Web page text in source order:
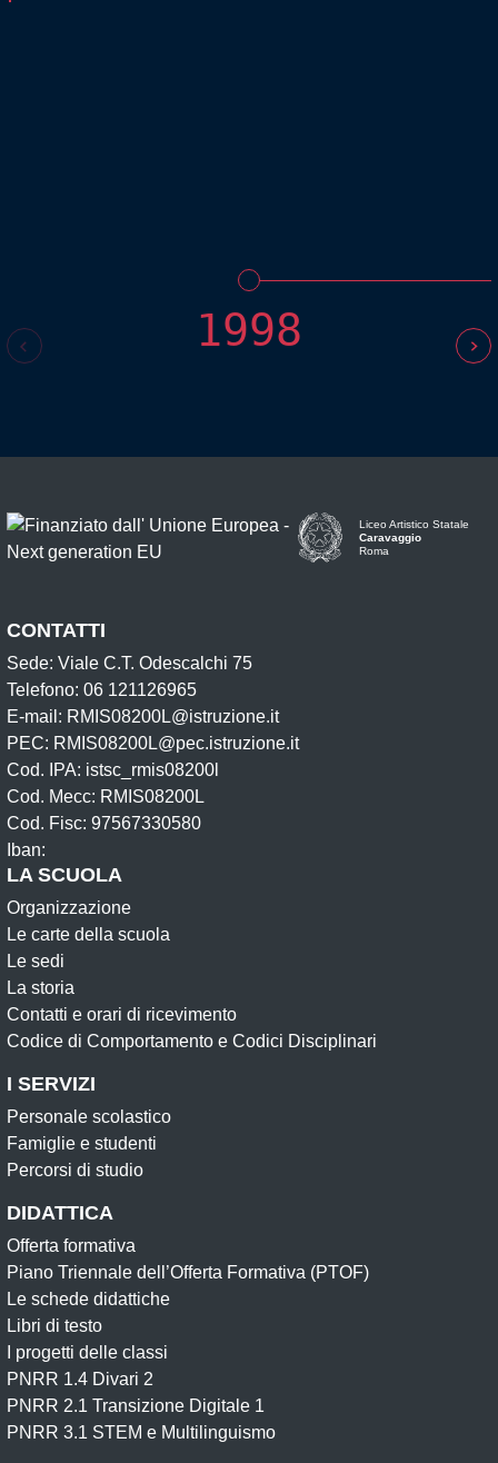
1998
Liceo Artistico Statale
Caravaggio
Roma
CONTATTI
Sede: Viale C.T. Odescalchi 75
Telefono: 06 121126965
E-mail: RMIS08200L@istruzione.it
PEC: RMIS08200L@pec.istruzione.it
Cod. IPA: istsc_rmis08200l
Cod. Mecc: RMIS08200L
Cod. Fisc: 97567330580
Iban:
LA SCUOLA
Organizzazione
Le carte della scuola
Le sedi
La storia
Contatti e orari di ricevimento
Codice di Comportamento e Codici Disciplinari
I SERVIZI
Personale scolastico
Famiglie e studenti
Percorsi di studio
DIDATTICA
Offerta formativa
Piano Triennale dell’Offerta Formativa (PTOF)
Le schede didattiche
Libri di testo
I progetti delle classi
PNRR 1.4 Divari 2
PNRR 2.1 Transizione Digitale 1
PNRR 3.1 STEM e Multilinguismo